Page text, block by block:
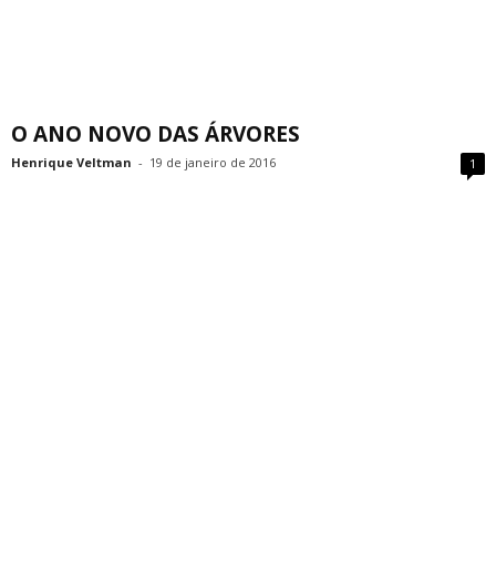
O ANO NOVO DAS ÁRVORES
Henrique Veltman - 19 de janeiro de 2016 1